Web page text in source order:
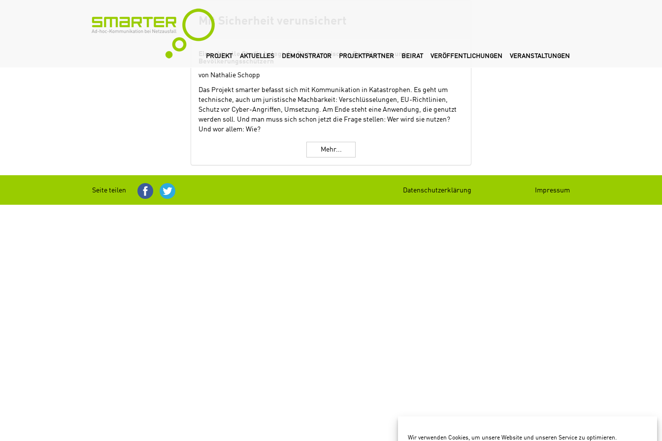
Wir verwenden Cookies, um unsere Website und unseren Service zu optimieren.
PROJEKT AKTUELLES DEMONSTRATOR PROJEKTPARTNER BEIRAT VERÖFFENTLICHUNGEN VERANSTALTUNGEN
Mit Sicherheit verunsichert
Eine aktuelle Studie belegt die Distanz zwischen Bevölkerung und
Bevölkerungsschützern
von Nathalie Schopp
Das Projekt smarter befasst sich mit Kommunikation in Katastrophen. Es geht um
technische, auch um juristische Machbarkeit: Verschlüsselungen, EU-Richtlinien,
Schutz vor Cyber-Angriffen, Umsetzung. Am Ende steht eine Anwendung, die genutzt
werden soll. Und man muss sich schon jetzt die Frage stellen: Wer wird sie nutzen?
Und wor allem: Wie?
Mehr...
Seite teilen Datenschutzerklärung Impressum